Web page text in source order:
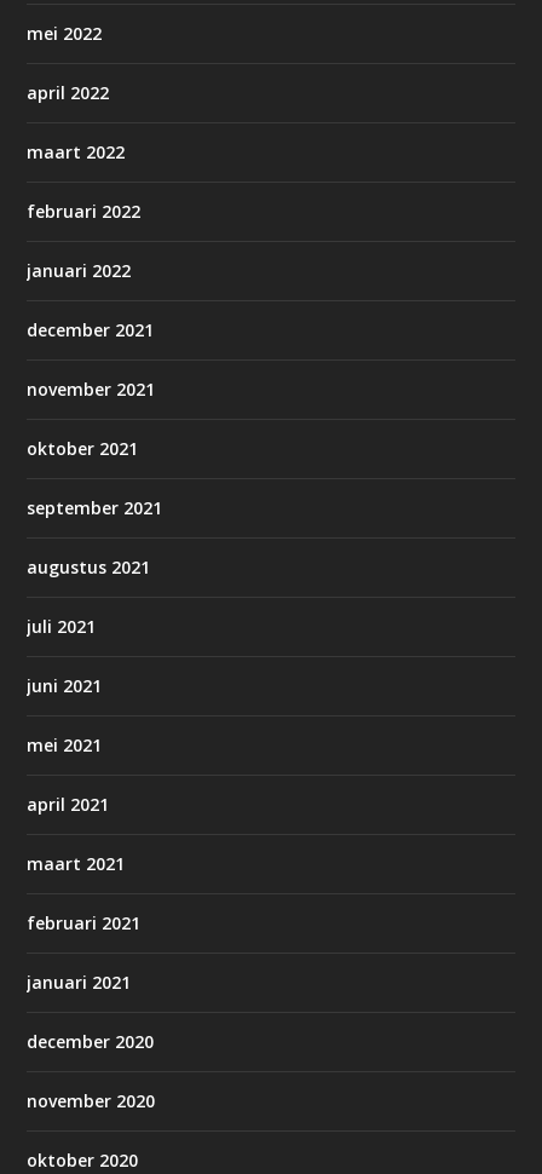
mei 2022
april 2022
maart 2022
februari 2022
januari 2022
december 2021
november 2021
oktober 2021
september 2021
augustus 2021
juli 2021
juni 2021
mei 2021
april 2021
maart 2021
februari 2021
januari 2021
december 2020
november 2020
oktober 2020